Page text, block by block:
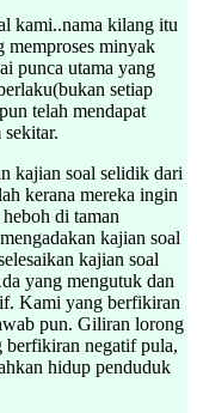
kami..nama kilang itu
memproses minyak
punca utama yang
setiap
telah mendapat
kajian soal selidik dari
kerana mereka ingin
di taman
kajian soal
kajian soal
yang mengutuk dan
Kami yang berfikiran
pun. Giliran lorong
berfikiran negatif pula,
hidup penduduk